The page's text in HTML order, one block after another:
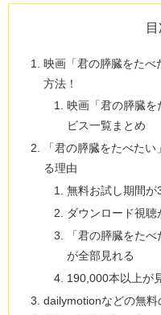
映画「君の膵臓をたべ
方法！
映画「君の膵臓を
ビス一覧まとめ
「君の膵臓をたべた
る理由
無料お試し期間が
ダウンロード視聴
「君の膵臓をた
が全部見れる
190,000本以上が
dailymotionなどの無料